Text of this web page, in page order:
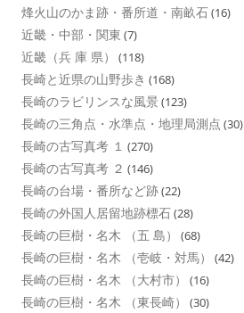
烽火山のかま跡・番所道・南畝石(16)
近畿・中部・関東 (7)
近畿（兵 庫 県） (118)
長崎と近県の山野歩き (168)
長崎のラビリンスな風景 (123)
長崎の三角点・水準点・地理局測点 (30)
長崎の古写真考 １ (270)
長崎の古写真考 ２ (146)
長崎の台場・番所など跡(22)
長崎の外国人居留地跡標石(28)
長崎の巨樹・名木 （五 島） (68)
長崎の巨樹・名木 （壱岐・対馬） (42)
長崎の巨樹・名木 （大村市） (16)
長崎の巨樹・名木 （東長崎） (30)